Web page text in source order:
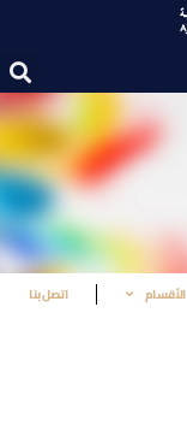
الأقسام اتصل بنا